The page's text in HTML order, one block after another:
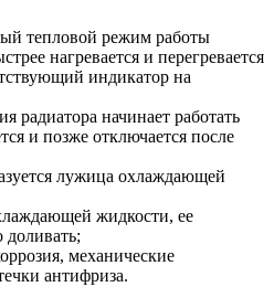
тепловой режим работы
нагревается и перегревается
индикатор на
радиатора начинает работать
и позже отключается после
лужица охлаждающей
жидкости, ее
доливать;
механические
антифриза.